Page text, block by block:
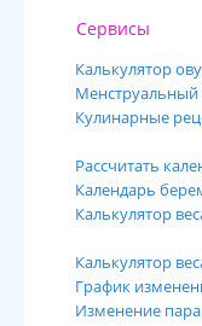
Сервисы
Калькулятор
Менструальный
Кулинарные
Рассчитать
Календарь
Калькулятор
Калькулятор
График
Изменение